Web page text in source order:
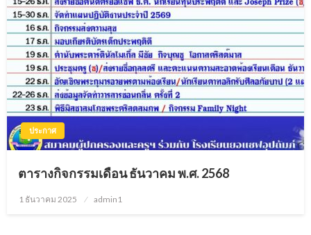
ประกาศ
ตารางกิจกรรมเดือน ธันวาคม พ.ศ. 2568
Posted
1 ธันวาคม 2025 admin1